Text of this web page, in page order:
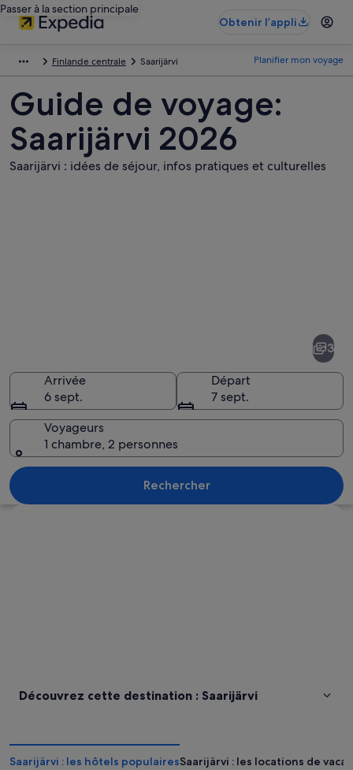
Passer à la section principale
Obtenir l’appli
Finlande centrale Saarijärvi Planifier mon voyage
Guide de voyage:
Saarijärvi 2026
Saarijärvi : idées de séjour, infos pratiques et culturelles
Un coucher de soleil sur un lac
3
Arrivée
6 sept.
Départ
7 sept.
Voyageurs
1 chambre, 2 personnes
Rechercher
Découvrez cette destination : Saarijärvi
Saarijärvi : les hôtels populairesSaarijärvi : les locations de